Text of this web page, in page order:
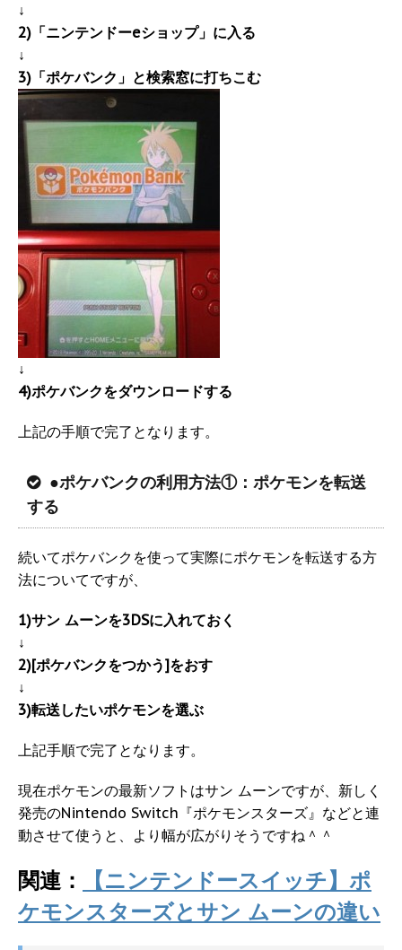
↓
2)「ニンテンドーeショップ」に入る
↓
3)「ポケバンク」と検索窓に打ちこむ
↓
4)ポケバンクをダウンロードする
上記の手順で完了となります。
●ポケバンクの利用方法①：ポケモンを転送
する
続いてポケバンクを使って実際にポケモンを転送する方
法についてですが、
1)サン ムーンを3DSに入れておく
↓
2)[ポケバンクをつかう]をおす
↓
3)転送したいポケモンを選ぶ
上記手順で完了となります。
現在ポケモンの最新ソフトはサン ムーンですが、新しく
発売のNintendo Switch『ポケモンスターズ』などと連
動させて使うと、より幅が広がりそうですね＾＾
関連：
【ニンテンドースイッチ】ポ
ケモンスターズとサン ムーンの違い